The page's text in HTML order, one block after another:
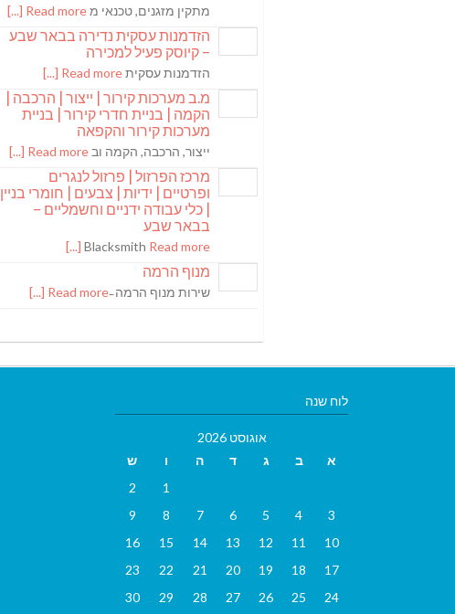
מתקין מזגנים, טכנאי מRead more [...]
הזדמנות עסקית נדירה בבאר שבע
– קיוסק פעיל למכירה
הזדמנות עסקיתRead more [...]
מ.ב מערכות קירור | ייצור | הרכבה |
הקמה | בניית חדרי קירור | בניית
מערכות קירור והקפאה
ייצור, הרכבה, הקמה וב Read more [...]
מרכז הפרזול | פרזול לנגרים
ופרטיים | ידיות | צבעים | חומרי בניין
| כלי עבודה ידניים וחשמליים –
בבאר שבע
Blacksmith Read more [...]
מנוף הרמה
שירות מנוף הרמה ̵Read more [...]
לוח שנה
אוגוסט 2026
א
ב ג ד ה ו
ש
1
2
3
4
5
6
7
8
9
10
11
12
13
14
15
16
17
18
19
20
21
22
23
24
25
26
27
28
29
30